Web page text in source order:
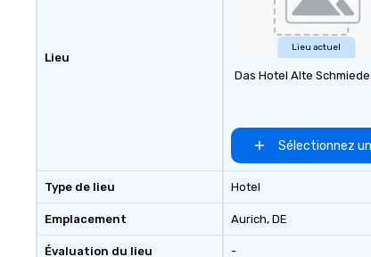
Lieu
Type de lieu
Emplacement
Évaluation du lieu
Lieu actuel
Das Hotel Alte Schmiede
Sélectionnez un
Hotel
Aurich, DE
-